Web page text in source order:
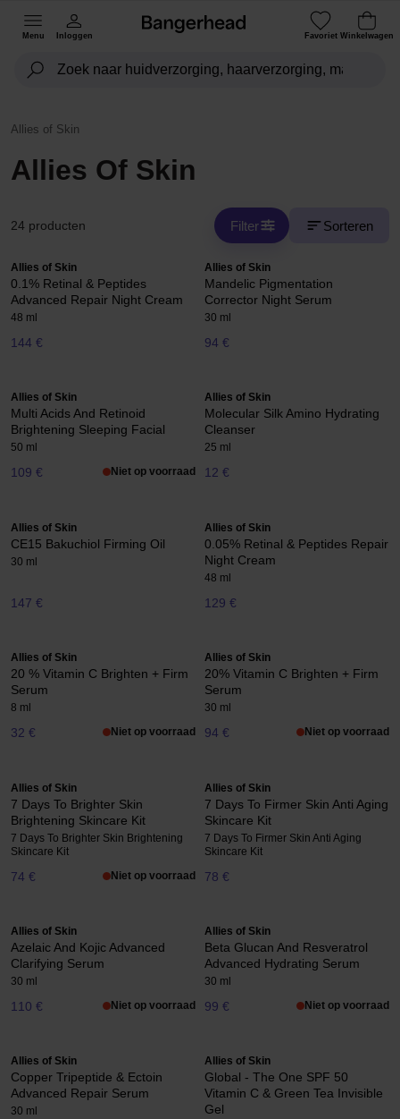
Menu Inloggen Favoriet Winkelwagen
Allies of Skin
Allies Of Skin
24 producten Filter Sorteren
Allies of Skin
0.1% Retinal & Peptides
Advanced Repair Night Cream
48 ml
144 €
Allies of Skin
Mandelic Pigmentation
Corrector Night Serum
30 ml
94 €
Allies of Skin
Multi Acids And Retinoid
Brightening Sleeping Facial
50 ml
109 € Niet op voorraad
Allies of Skin
Molecular Silk Amino Hydrating
Cleanser
25 ml
12 €
Allies of Skin
CE15 Bakuchiol Firming Oil
30 ml
147 €
Allies of Skin
0.05% Retinal & Peptides Repair
Night Cream
48 ml
129 €
Allies of Skin
20 % Vitamin C Brighten + Firm
Serum
8 ml
32 € Niet op voorraad
Allies of Skin
20% Vitamin C Brighten + Firm
Serum
30 ml
94 € Niet op voorraad
Allies of Skin
7 Days To Brighter Skin
Brightening Skincare Kit
7 Days To Brighter Skin Brightening
Skincare Kit
74 € Niet op voorraad
Allies of Skin
7 Days To Firmer Skin Anti Aging
Skincare Kit
7 Days To Firmer Skin Anti Aging
Skincare Kit
78 €
Allies of Skin
Azelaic And Kojic Advanced
Clarifying Serum
30 ml
110 € Niet op voorraad
Allies of Skin
Beta Glucan And Resveratrol
Advanced Hydrating Serum
30 ml
99 € Niet op voorraad
Allies of Skin
Copper Tripeptide & Ectoin
Advanced Repair Serum
30 ml
Allies of Skin
Global - The One SPF 50
Vitamin C & Green Tea Invisible
Gel